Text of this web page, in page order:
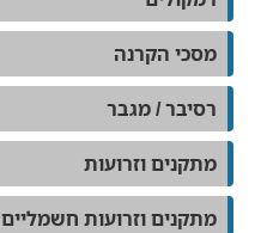
מסכי הקרנה
רסיבר / מגבר
מתקנים וזרועות
מתקנים וזרועות חשמליים